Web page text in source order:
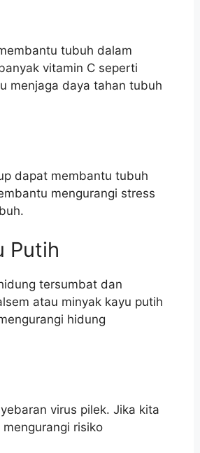
tubuh dalam
vitamin C seperti
menjaga daya tahan tubuh
dapat membantu tubuh
mengurangi stress
Putih
tersumbat dan
atau minyak kayu putih
hidung
virus pilek. Jika kita
risiko